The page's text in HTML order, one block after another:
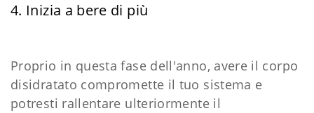
4. Inizia a bere di più
Proprio in questa fase dell'anno, avere il corpo
disidratato compromette il tuo sistema e
potresti rallentare ulteriormente il